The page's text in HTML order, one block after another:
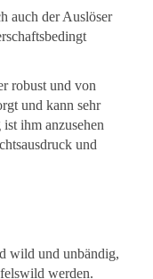
auch der Auslöser
robust und von
und kann sehr
ihm anzusehen
und
wild und unbändig,
werden.